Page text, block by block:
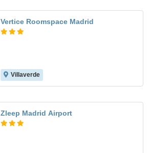
Vertice Roomspace Madrid
Villaverde
Zleep Madrid Airport